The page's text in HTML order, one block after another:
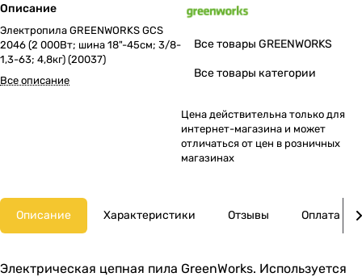
Описание
Электропила GREENWORKS GCS
2046 (2 000Вт; шина 18"-45см; 3/8-
1,3-63; 4,8кг) (20037)
Все описание
Все товары GREENWORKS
Все товары категории
Цена действительна только для
интернет-магазина и может
отличаться от цен в розничных
магазинах
Описание Характеристики Отзывы Оплата
Электрическая цепная пила GreenWorks. Используется